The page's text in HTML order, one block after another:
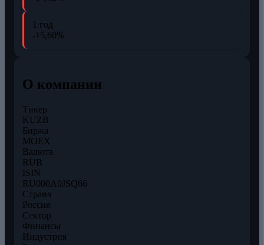
1 год
-15,60%
О компании
Тикер
KUZB
Биржа
MOEX
Валюта
RUB
ISIN
RU000A0JSQ66
Страна
Россия
Сектор
Финансы
Индустрия